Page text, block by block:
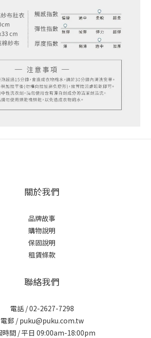
關於我們
品牌故事
購物說明
保固說明
租賃條款
聯絡我們
電話 / 02-2627-7298
電郵 / puku@puku.com.tw
時間 / 平日 09:00am-18:00pm